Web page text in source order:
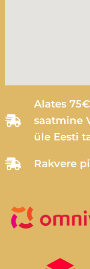
Alates
saatmine
üle Eesti
Rakvere